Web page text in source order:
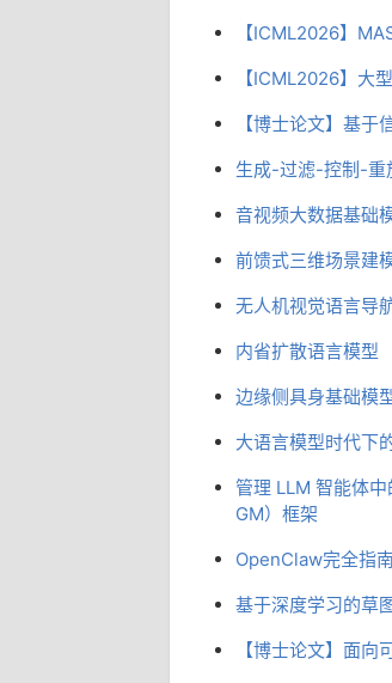
【ICML2026】
【ICML2026】大
【博士论文】基
生成-过滤-控制-重
音视频大数据基础
前馈式三维场景建
无人机视觉语言导
内省扩散语言模型
边缘侧具身基础模
大语言模型时代下
管理 LLM 智能体
GM）框架
OpenClaw完全指
基于深度学习的草
【博士论文】面